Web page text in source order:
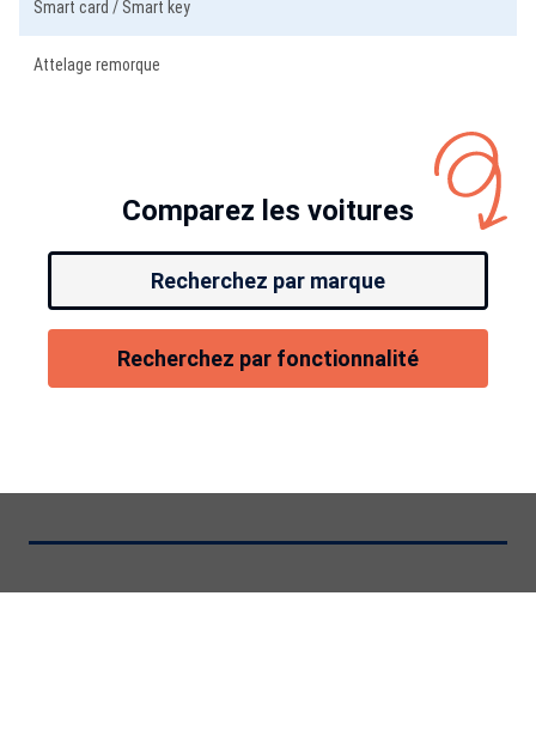
Smart card / Smart key
Attelage remorque
Comparez les voitures
Recherchez par marque
Recherchez par fonctionnalité